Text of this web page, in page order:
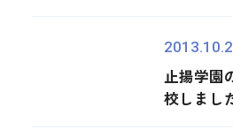
止揚学園
校しまし